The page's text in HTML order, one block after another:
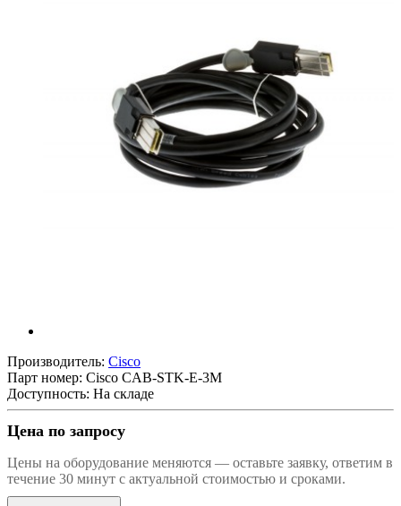
Производитель: Cisco
Парт номер: Cisco CAB-STK-E-3M
Доступность: На складе
Цена по запросу
Цены на оборудование меняются — оставьте заявку, ответим в
течение 30 минут с актуальной стоимостью и сроками.